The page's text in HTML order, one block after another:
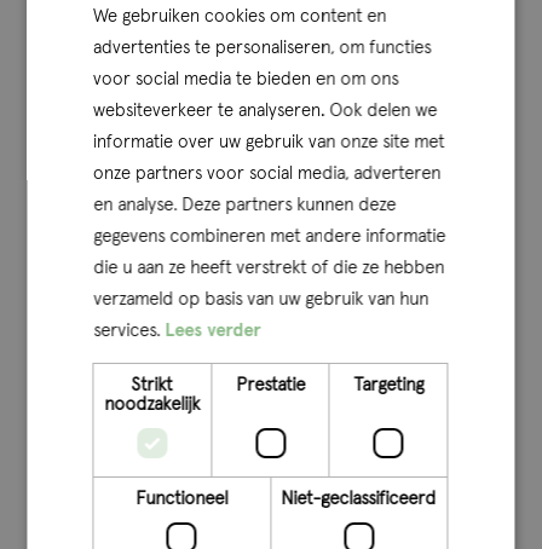
We gebruiken cookies om content en
advertenties te personaliseren, om functies
voor social media te bieden en om ons
websiteverkeer te analyseren. Ook delen we
informatie over uw gebruik van onze site met
onze partners voor social media, adverteren
en analyse. Deze partners kunnen deze
gegevens combineren met andere informatie
die u aan ze heeft verstrekt of die ze hebben
verzameld op basis van uw gebruik van hun
services. Lees verder
Strikt
noodzakelijk
Prestatie Targeting
Functioneel Niet-geclassificeerd